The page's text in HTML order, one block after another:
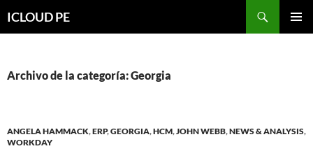
hacia
ICLOUD PE
Archivo de la categoría: Georgia
ANGELA HAMMACK,ERP,GEORGIA,HCM,JOHN WEBB,NEWS & ANALYSIS,
WORKDAY